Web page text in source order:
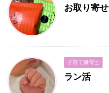
お取り寄せ
子育て保育士
ラン活